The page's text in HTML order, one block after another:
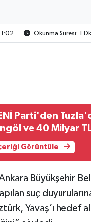
Okunma Süresi: 1 Dk
Parti'den
ve 40 Milyar
Görüntüle
Büyükşehir
suç
Yavaş’ı hedef